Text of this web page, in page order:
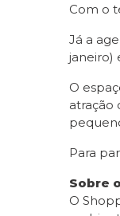
Com o
Já a
janeiro)
O
atração
Para
Sobre
O